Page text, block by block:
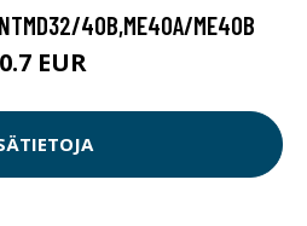
40B,ME40A/ME40B
EUR